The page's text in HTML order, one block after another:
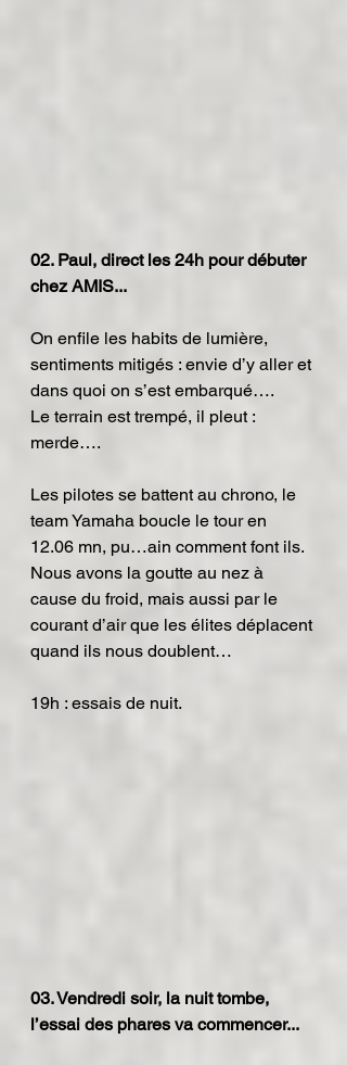
02. Paul, direct les 24h pour débuter
chez AMIS...
On enfile les habits de lumière,
sentiments mitigés : envie d’y aller et
dans quoi on s’est embarqué….
Le terrain est trempé, il pleut :
merde….
Les pilotes se battent au chrono, le
team Yamaha boucle le tour en
12.06 mn, pu…ain comment font ils.
Nous avons la goutte au nez à
cause du froid, mais aussi par le
courant d’air que les élites déplacent
quand ils nous doublent…
19h : essais de nuit.
03. Vendredi soir, la nuit tombe,
l’essai des phares va commencer...